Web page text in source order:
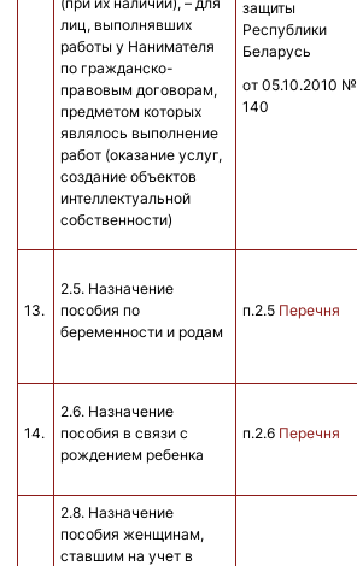
лиц, выполнявших
работы у Нанимателя
по гражданско-
правовым договорам,
предметом которых
являлось выполнение
работ (оказание услуг,
создание объектов
интеллектуальной
собственности)
защиты
Республики
Беларусь
от 05.10.2010 №
140
13.
2.5. Назначение
пособия по
беременности и родам
п.2.5 Перечня
14.
2.6. Назначение
пособия в связи с
рождением ребенка
п.2.6 Перечня
2.8. Назначение
пособия женщинам,
ставшим на учет в